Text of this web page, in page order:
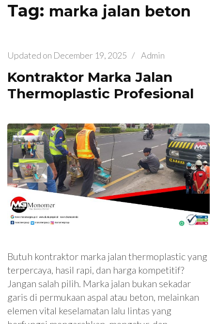
Tag: marka jalan beton
Updated on December 19, 2025 / Admin
Kontraktor Marka Jalan
Thermoplastic Profesional
Butuh kontraktor marka jalan thermoplastic yang
terpercaya, hasil rapi, dan harga kompetitif?
Jangan salah pilih. Marka jalan bukan sekadar
garis di permukaan aspal atau beton, melainkan
elemen vital keselamatan lalu lintas yang